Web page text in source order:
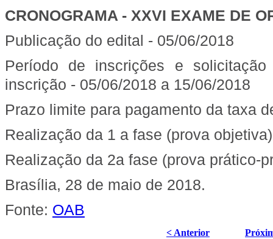
CRONOGRAMA - XXVI EXAME DE
Publicação do edital - 05/06/2018
Período de inscrições e
inscrição - 05/06/2018 a 15/06/2018
Prazo limite para pagamento da taxa
Realização da 1 a fase (prova
Realização da 2a fase (prova prático-
Brasília, 28 de maio de 2018.
Fonte: OAB
< Anterior